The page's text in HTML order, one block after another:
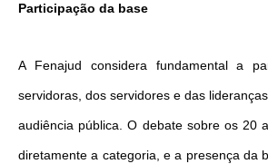
Participação da base
A Fenajud considera fundamental a
servidoras, dos servidores e das
audiência pública. O debate sobre os 20
diretamente a categoria, e a presença da